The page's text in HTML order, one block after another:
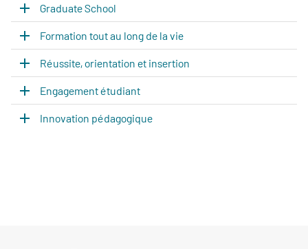
Graduate School
Formation tout au long de la vie
Réussite, orientation et insertion
Engagement étudiant
Innovation pédagogique